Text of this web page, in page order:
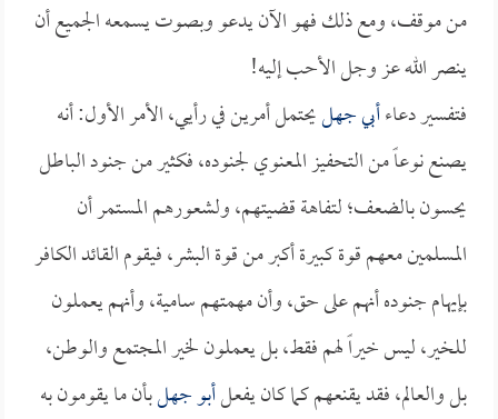
من موقف، ومع ذلك فهو الآن يدعو وبصوت يسمعه الجميع أن
ينصر الله عز وجل الأحب إليه!
فتفسير دعاءأبي جهليحتمل أمرين في رأيي، الأمر الأول: أنه
يصنع نوعاً من التحفيز المعنوي لجنوده، فكثير من جنود الباطل
يحسون بالضعف؛ لتفاهة قضيتهم، ولشعورهم المستمر أن
المسلمين معهم قوة كبيرة أكبر من قوة البشر، فيقوم القائد الكافر
بإيهام جنوده أنهم على حق، وأن مهمتهم سامية، وأنهم يعملون
للخير، ليس خيراً لهم فقط، بل يعملون لخير المجتمع والوطن،
بل والعالم، فقد يقنعهم كما كان يفعلأبو جهلبأن ما يقومون به